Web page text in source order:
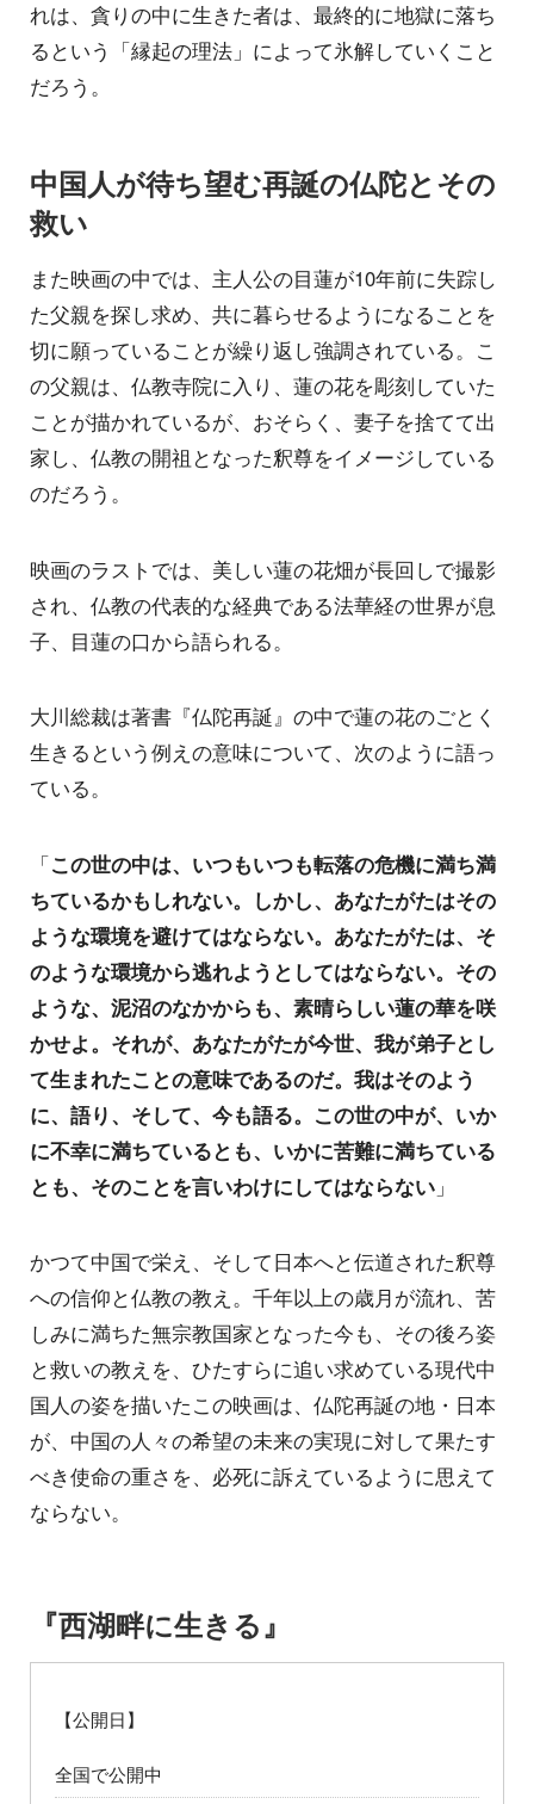
れは、貪りの中に生きた者は、最終的に地獄に落ち
るという「縁起の理法」によって氷解していくこと
だろう。
中国人が待ち望む再誕の仏陀とその
救い
また映画の中では、主人公の目蓮が10年前に失踪し
た父親を探し求め、共に暮らせるようになることを
切に願っていることが繰り返し強調されている。こ
の父親は、仏教寺院に入り、蓮の花を彫刻していた
ことが描かれているが、おそらく、妻子を捨てて出
家し、仏教の開祖となった釈尊をイメージしている
のだろう。
映画のラストでは、美しい蓮の花畑が長回しで撮影
され、仏教の代表的な経典である法華経の世界が息
子、目蓮の口から語られる。
大川総裁は著書『仏陀再誕』の中で蓮の花のごとく
生きるという例えの意味について、次のように語っ
ている。
「この世の中は、いつもいつも転落の危機に満ち満
ちているかもしれない。しかし、あなたがたはその
ような環境を避けてはならない。あなたがたは、そ
のような環境から逃れようとしてはならない。その
ような、泥沼のなかからも、素晴らしい蓮の華を咲
かせよ。それが、あなたがたが今世、我が弟子とし
て生まれたことの意味であるのだ。我はそのよう
に、語り、そして、今も語る。この世の中が、いか
に不幸に満ちているとも、いかに苦難に満ちている
とも、そのことを言いわけにしてはならない 」
かつて中国で栄え、そして日本へと伝道された釈尊
への信仰と仏教の教え。千年以上の歳月が流れ、苦
しみに満ちた無宗教国家となった今も、その後ろ姿
と救いの教えを、ひたすらに追い求めている現代中
国人の姿を描いたこの映画は、仏陀再誕の地・日本
が、中国の人々の希望の未来の実現に対して果たす
べき使命の重さを、必死に訴えているように思えて
ならない。
『西湖畔に生きる』
【公開日】
全国で公開中